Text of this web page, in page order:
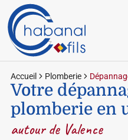
Accueil Plomberie
Votre
plomberie en
autour de Valence